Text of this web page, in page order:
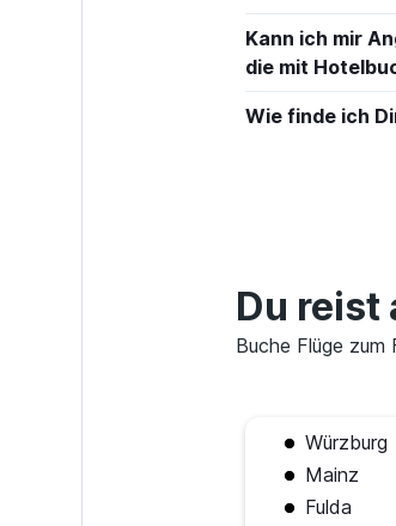
Kann ich mir
die mit
Wie finde ich
Du reist
Buche Flüge
Würzburg
Mainz
Fulda